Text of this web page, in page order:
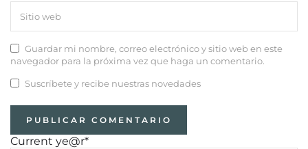
Guardar mi nombre, correo electrónico y sitio web en este
navegador para la próxima vez que haga un comentario.
Suscríbete y recibe nuestras novedades
Current ye@r*